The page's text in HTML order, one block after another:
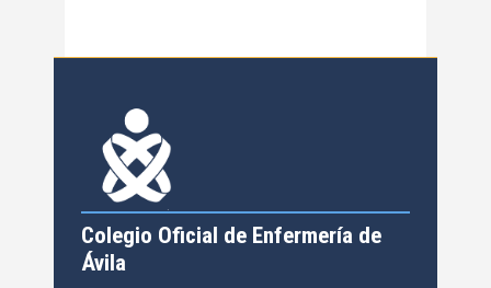
Colegio Oficial de Enfermería de
Ávila